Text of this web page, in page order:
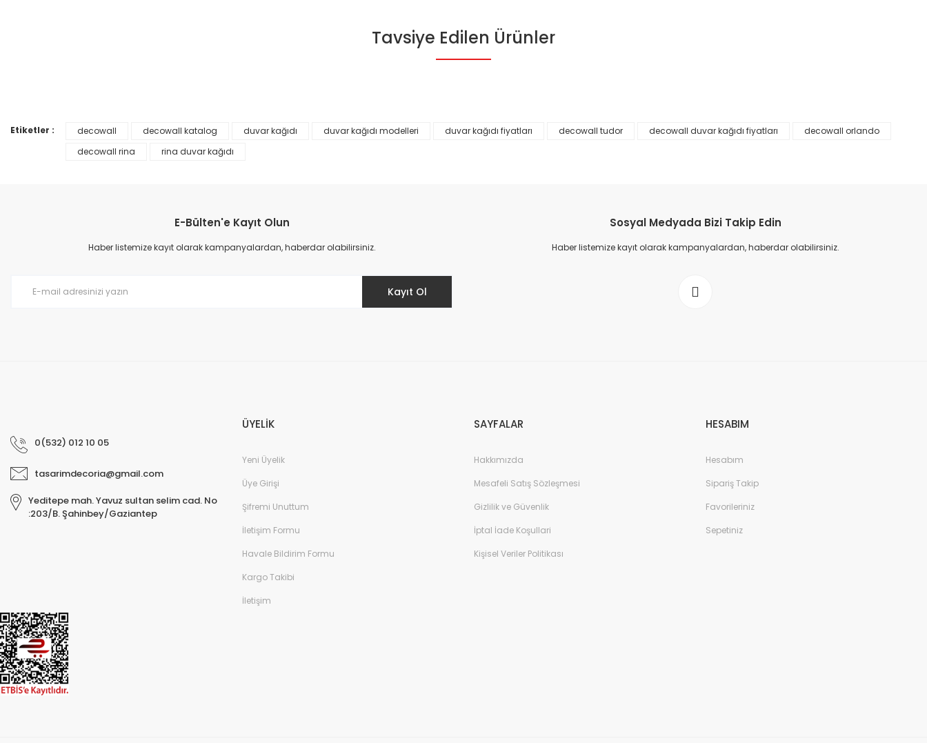
Bu ürüne ilk yorumu siz yapın!
Bu ürünün fiyat bilgisi, resim, ürün açıklamalarında ve diğer konularda yetersiz gördüğünüz noktaları öneri formunu kullanarak tarafımıza iletebilirsiniz.
Ürün bilgilerinde hatalar bulunuyor.
Tavsiye Edilen Ürünler
Prime ArtDECO Duvar Kağıdı Tutkalı 500 gr
Etiketler : decowall decowall katalog duvar kağıdı duvar kağıdı modelleri duvar kağıdı fiyatları decowall tudor decowall duvar kağıdı fiyatları
decowall orlando
decowall rina
rina duvar kağıdı
E-Bülten'e Kayıt Olun
Haber listemize kayıt olarak kampanyalardan, haberdar olabilirsiniz.
Kayıt Ol
Sosyal Medyada Bizi Takip Edin
Haber listemize kayıt olarak kampanyalardan, haberdar olabilirsiniz.
0(532) 012 10 05
tasarimdecoria@gmail.com
Yeditepe mah. Yavuz sultan selim cad. No
:203/B. Şahinbey/Gaziantep
ÜYELİK
Yeni Üyelik
Üye Girişi
Şifremi Unuttum
İletişim Formu
Havale Bildirim Formu
Kargo Takibi
İletişim
SAYFALAR
Hakkımızda
Mesafeli Satış Sözleşmesi
Gizlilik ve Güvenlik
İptal İade Koşullari
Kişisel Veriler Politikası
HESABIM
Hesabım
Sipariş Takip
Favorileriniz
Sepetiniz